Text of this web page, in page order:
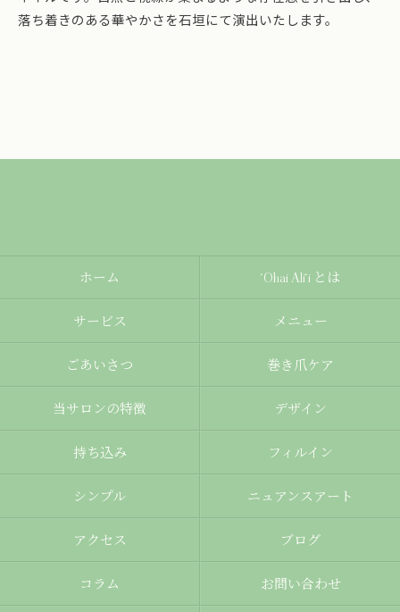
落ち着きのある華やかさを石垣にて演出いたします。
ホーム ‘Ohai Ali‘i とは
サービス メニュー
ごあいさつ 巻き爪ケア
当サロンの特徴 デザイン
持ち込み フィルイン
シンプル ニュアンスアート
アクセス ブログ
コラム お問い合わせ